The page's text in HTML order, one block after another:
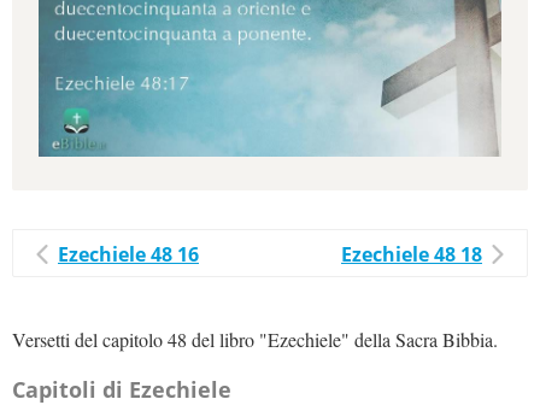
Ezechiele 48 16 Ezechiele 48 18
Versetti del capitolo 48 del libro "Ezechiele" della Sacra Bibbia.
Capitoli di Ezechiele